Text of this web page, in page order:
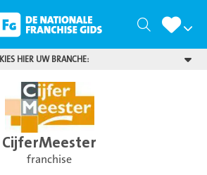
Zoeken
KIES HIER UW BRANCHE:
CijferMeester
franchise